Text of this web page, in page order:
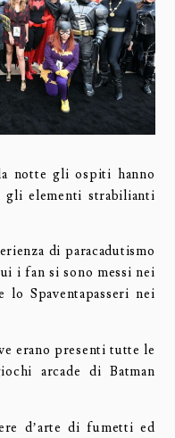
notte gli ospiti hanno
gli elementi strabilianti
di paracadutismo
i fan si sono messi nei
lo Spaventapasseri nei
erano presenti tutte le
arcade di Batman
d’arte di fumetti ed